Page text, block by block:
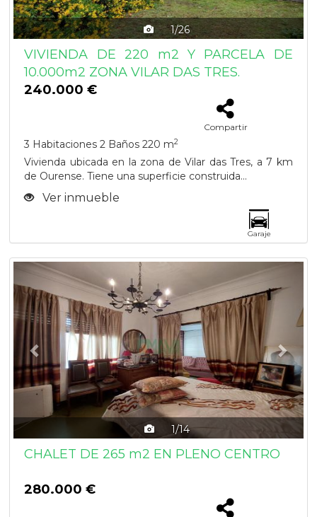
1/26
VIVIENDA DE 220 m2 Y PARCELA DE
10.000m2 ZONA VILAR DAS TRES.
240.000 €
Compartir
3 Habitaciones 2 Baños 220 m2
Vivienda ubicada en la zona de Vilar das Tres, a 7 km
de Ourense. Tiene una superficie construida...
Ver inmueble
Garaje
1/14
Previous
CHALET DE 265 m2 EN PLENO CENTRO
280.000 €